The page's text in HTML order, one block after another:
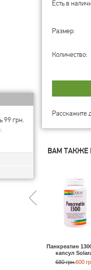
99 грн.
Есть в
Размер:
Количество:
Расскажите
ВАМ ТАКЖЕ
Панкреатин
капсул
680 грн.600